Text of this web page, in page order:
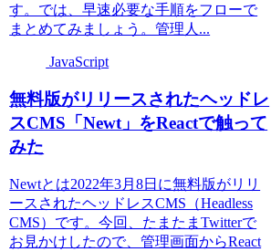
す。では、早速必要な手順をフローで
まとめてみましょう。管理人...
JavaScript
無料版がリリースされたヘッドレ
スCMS「Newt」をReactで触って
みた
Newtとは2022年3月8日に無料版がリリ
ースされたヘッドレスCMS（Headless
CMS）です。今回、たまたまTwitterで
お見かけしたので、管理画面からReact